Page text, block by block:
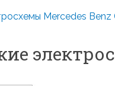
Mercedes Benz